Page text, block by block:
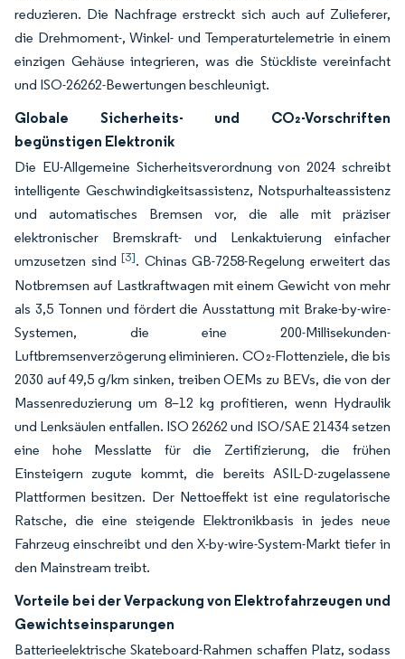
reduzieren. Die Nachfrage erstreckt sich auch auf Zulieferer,
die Drehmoment-, Winkel- und Temperaturtelemetrie in einem
einzigen Gehäuse integrieren, was die Stückliste vereinfacht
und ISO-26262-Bewertungen beschleunigt.
Globale Sicherheits- und CO₂-Vorschriften
begünstigen Elektronik
Die EU-Allgemeine Sicherheitsverordnung von 2024 schreibt
intelligente Geschwindigkeitsassistenz, Notspurhalteassistenz
und automatisches Bremsen vor, die alle mit präziser
elektronischer Bremskraft- und Lenkaktuierung einfacher
umzusetzen sind [3]. Chinas GB-7258-Regelung erweitert das
Notbremsen auf Lastkraftwagen mit einem Gewicht von mehr
als 3,5 Tonnen und fördert die Ausstattung mit Brake-by-wire-
Systemen, die eine 200-Millisekunden-
Luftbremsenverzögerung eliminieren. CO₂-Flottenziele, die bis
2030 auf 49,5 g/km sinken, treiben OEMs zu BEVs, die von der
Massenreduzierung um 8–12 kg profitieren, wenn Hydraulik
und Lenksäulen entfallen. ISO 26262 und ISO/SAE 21434 setzen
eine hohe Messlatte für die Zertifizierung, die frühen
Einsteigern zugute kommt, die bereits ASIL-D-zugelassene
Plattformen besitzen. Der Nettoeffekt ist eine regulatorische
Ratsche, die eine steigende Elektronikbasis in jedes neue
Fahrzeug einschreibt und den X-by-wire-System-Markt tiefer in
den Mainstream treibt.
Vorteile bei der Verpackung von Elektrofahrzeugen und
Gewichtseinsparungen
Batterieelektrische Skateboard-Rahmen schaffen Platz, sodass